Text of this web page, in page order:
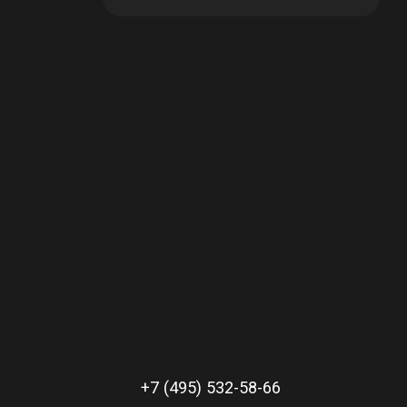
+7 (495) 532-58-66